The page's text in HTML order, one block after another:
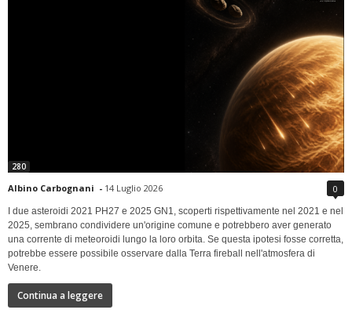
280
Albino Carbognani - 14 Luglio 2026 0
I due asteroidi 2021 PH27 e 2025 GN1, scoperti rispettivamente nel 2021 e nel
2025, sembrano condividere un'origine comune e potrebbero aver generato
una corrente di meteoroidi lungo la loro orbita. Se questa ipotesi fosse corretta,
potrebbe essere possibile osservare dalla Terra fireball nell'atmosfera di
Venere.
Continua a leggere